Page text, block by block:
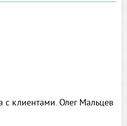
с клиентами. Олег Мальцев